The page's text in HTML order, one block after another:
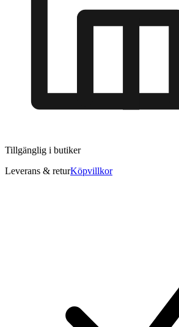
Tillgänglig i butiker
Leverans & returKöpvillkor